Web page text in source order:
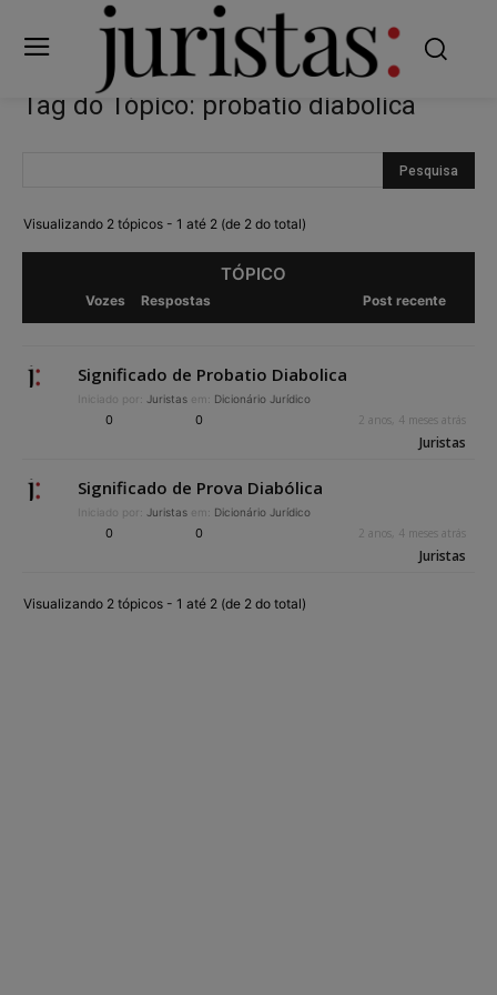
Tag do Tópico: probatio diabolica
Visualizando 2 tópicos - 1 até 2 (de 2 do total)
TÓPICO
Vozes Respostas Post recente
Significado de Probatio Diabolica
Iniciado por: Juristas em: Dicionário Jurídico
0 0 2 anos, 4 meses atrás
Juristas
Significado de Prova Diabólica
Iniciado por: Juristas em: Dicionário Jurídico
0 0 2 anos, 4 meses atrás
Juristas
Visualizando 2 tópicos - 1 até 2 (de 2 do total)